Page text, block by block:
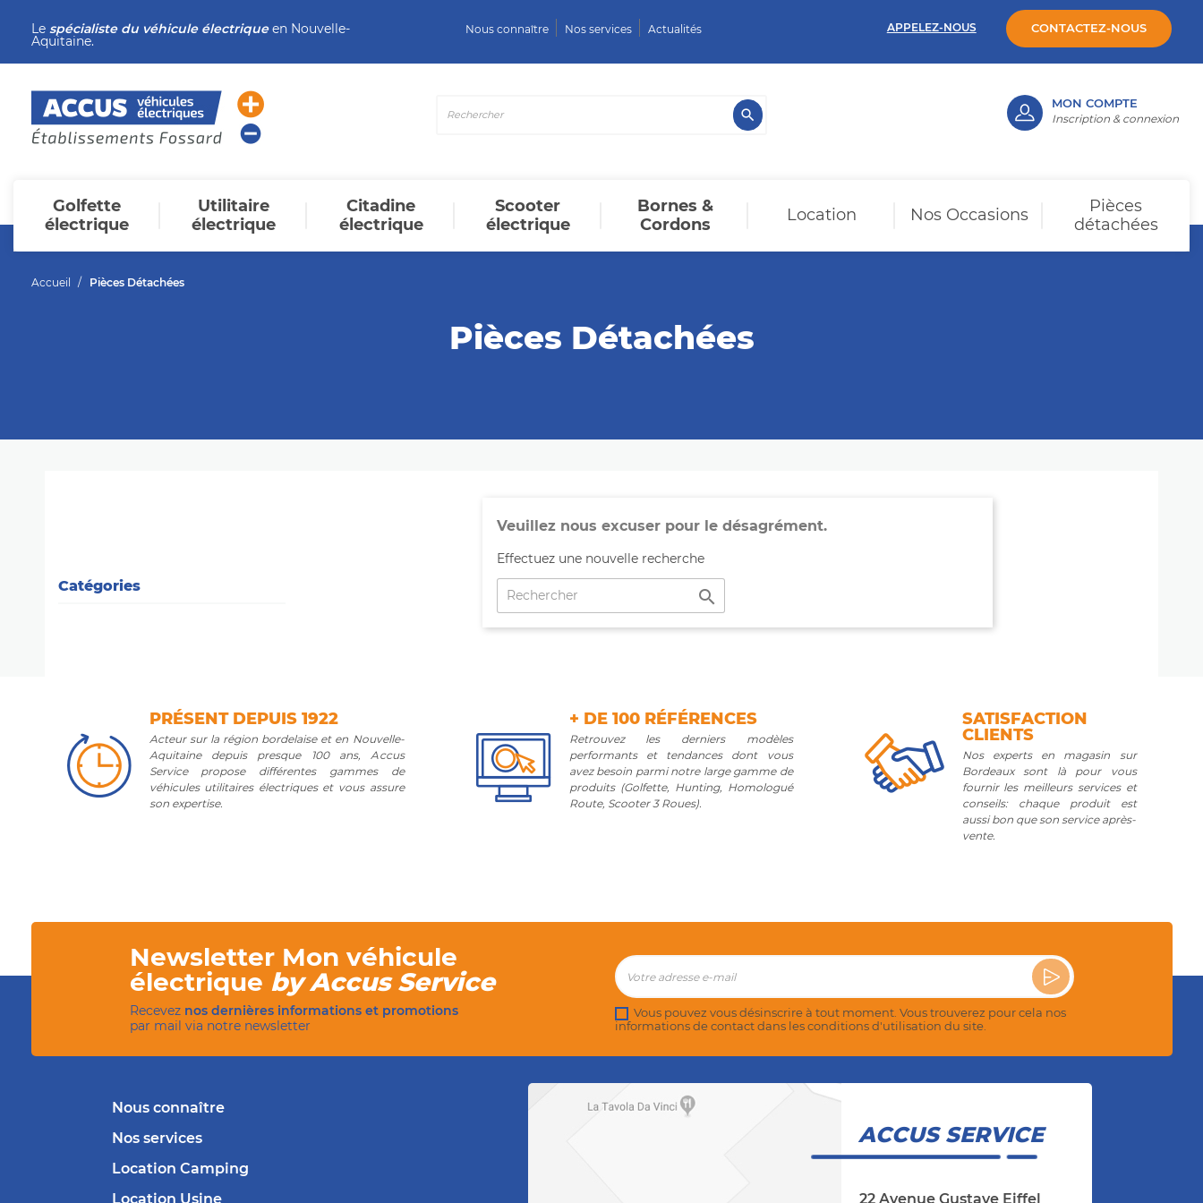
Le spécialiste du véhicule électriqueen Nouvelle-
Aquitaine.
Nous connaître Nos services Actualités APPELEZ-NOUS CONTACTEZ-NOUS
MON COMPTE
Inscription & connexion

Golfette
électrique
Utilitaire
électrique
Citadine
électrique
Scooter
électrique
Bornes &
Cordons
Location Nos Occasions
Pièces
détachées
Accueil Pièces Détachées
Pièces Détachées
Catégories
Veuillez nous excuser pour le désagrément.
Effectuez une nouvelle recherche

PRÉSENT DEPUIS 1922
Acteur sur la région bordelaise et en Nouvelle-
Aquitaine depuis presque 100 ans, Accus
Service propose différentes gammes de
véhicules utilitaires électriques et vous assure
son expertise.
+ DE 100 RÉFÉRENCES
Retrouvez les derniers modèles
performants et tendances dont vous
avez besoin parmi notre large gamme de
produits (Golfette, Hunting, Homologué
Route, Scooter 3 Roues).
SATISFACTION
CLIENTS
Nos experts en magasin sur
Bordeaux sont là pour vous
fournir les meilleurs services et
conseils: chaque produit est
aussi bon que son service après-
vente.
Newsletter Mon véhicule
électrique by Accus Service
Recevez nos dernières informations et promotions
par mail via notre newsletter
Vous pouvez vous désinscrire à tout moment. Vous trouverez pour cela nos
informations de contact dans les conditions d'utilisation du site.
ACCUS SERVICE
22 Avenue Gustave Eiffel
Nous connaître
Nos services
Location Camping
Location Usine